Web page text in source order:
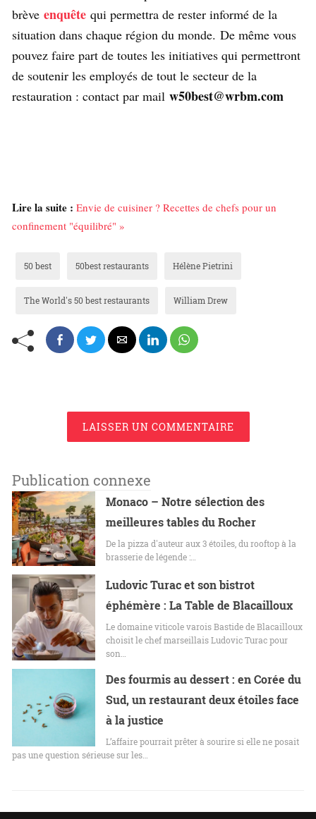
brève enquête qui permettra de rester informé de la
situation dans chaque région du monde. De même vous
pouvez faire part de toutes les initiatives qui permettront
de soutenir les employés de tout le secteur de la
restauration : contact par mail w50best@wrbm.com
Lire la suite : Envie de cuisiner ? Recettes de chefs pour un
confinement "équilibré" »
50 best 50best restaurants Hélène Pietrini
The World's 50 best restaurants William Drew
LAISSER UN COMMENTAIRE
Publication connexe
Monaco – Notre sélection des
meilleures tables du Rocher
De la pizza d'auteur aux 3 étoiles, du rooftop à la
brasserie de légende :…
Ludovic Turac et son bistrot
éphémère : La Table de Blacailloux
Le domaine viticole varois Bastide de Blacailloux
choisit le chef marseillais Ludovic Turac pour
son…
Des fourmis au dessert : en Corée du
Sud, un restaurant deux étoiles face
à la justice
L’affaire pourrait prêter à sourire si elle ne posait
pas une question sérieuse sur les…